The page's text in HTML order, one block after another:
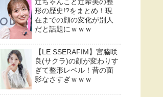
形の歴史!?をまとめ！現
在までの顔の変化が別人
だと話題にｗｗｗ
【LE SSERAFIM】宮脇咲
良(サクラ)の顔が変わりす
ぎて整形レベル！昔の面
影なさすぎｗｗｗ